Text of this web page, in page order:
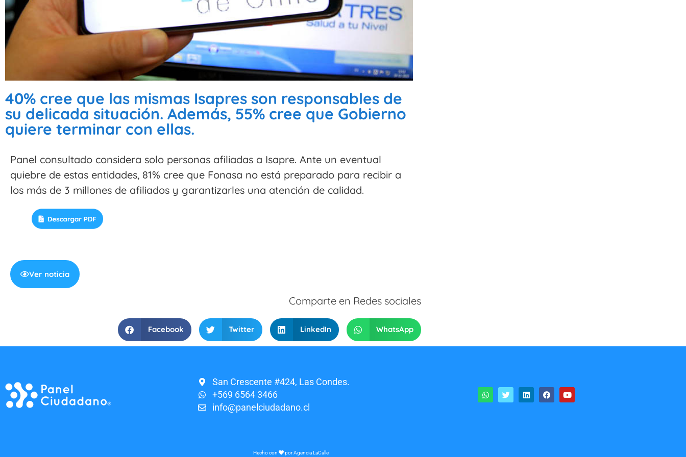
40% cree que las mismas Isapres son responsables de
su delicada situación. Además, 55% cree que Gobierno
quiere terminar con ellas.
Panel consultado considera solo personas afiliadas a Isapre. Ante un eventual
quiebre de estas entidades, 81% cree que Fonasa no está preparado para recibir a
los más de 3 millones de afiliados y garantizarles una atención de calidad.
Ver noticia
Comparte en Redes sociales
Facebook Twitter LinkedIn WhatsApp
San Crescente #424, Las Condes.
+569 6564 3466
info@panelciudadano.cl
Hecho con porAgencia LaCalle